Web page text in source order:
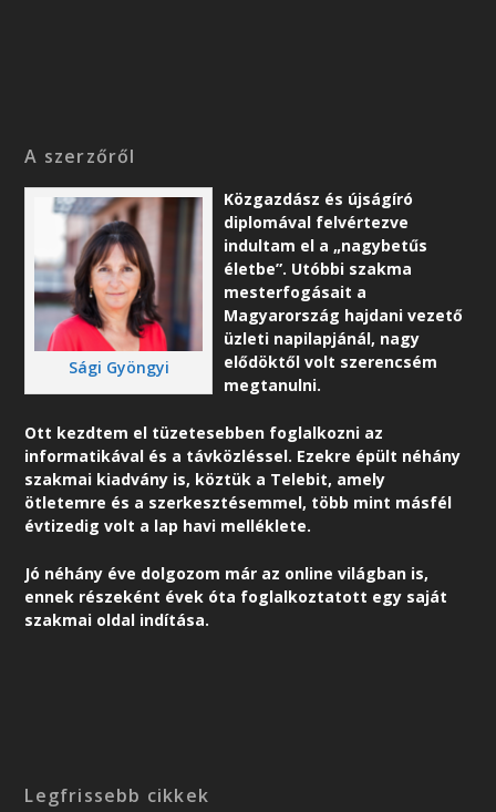
A szerzőről
Sági Gyöngyi
Közgazdász és újságíró
diplomával felvértezve
indultam el a „nagybetűs
életbe”. Utóbbi szakma
mesterfogásait a
Magyarország hajdani vezető
üzleti napilapjánál, nagy
elődöktől volt szerencsém
megtanulni.
Ott kezdtem el tüzetesebben foglalkozni az
informatikával és a távközléssel. Ezekre épült néhány
szakmai kiadvány is, köztük a Telebit, amely
ötletemre és a szerkesztésemmel, több mint másfél
évtizedig volt a lap havi melléklete.
Jó néhány éve dolgozom már az online világban is,
ennek részeként évek óta foglalkoztatott egy saját
szakmai oldal indítása.
Legfrissebb cikkek